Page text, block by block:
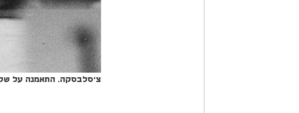
צ'סלבסקה. התאמנה על